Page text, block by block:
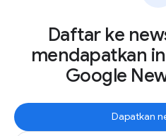
Daftar ke
mendapatkan
Google
Dapatkan